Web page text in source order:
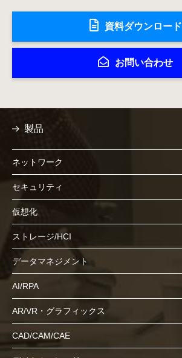
資料ダウンロード
お問い合わせ
製品
ネットワーク
セキュリティ
仮想化
ストレージ/HCI
データマネジメント
AI/RPA
AR/VR・グラフィックス
CAD/CAM/CAE